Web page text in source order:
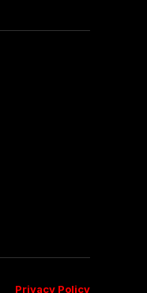
Privacy Policy